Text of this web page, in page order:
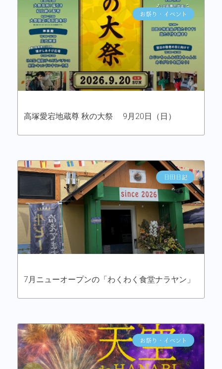
お祭り・イベント
高塚愛宕地蔵尊 秋の大祭 9月20日（日）
日田日記
7月ニューオープンの「わくわく食堂ナラヤン」
お祭り・イベント